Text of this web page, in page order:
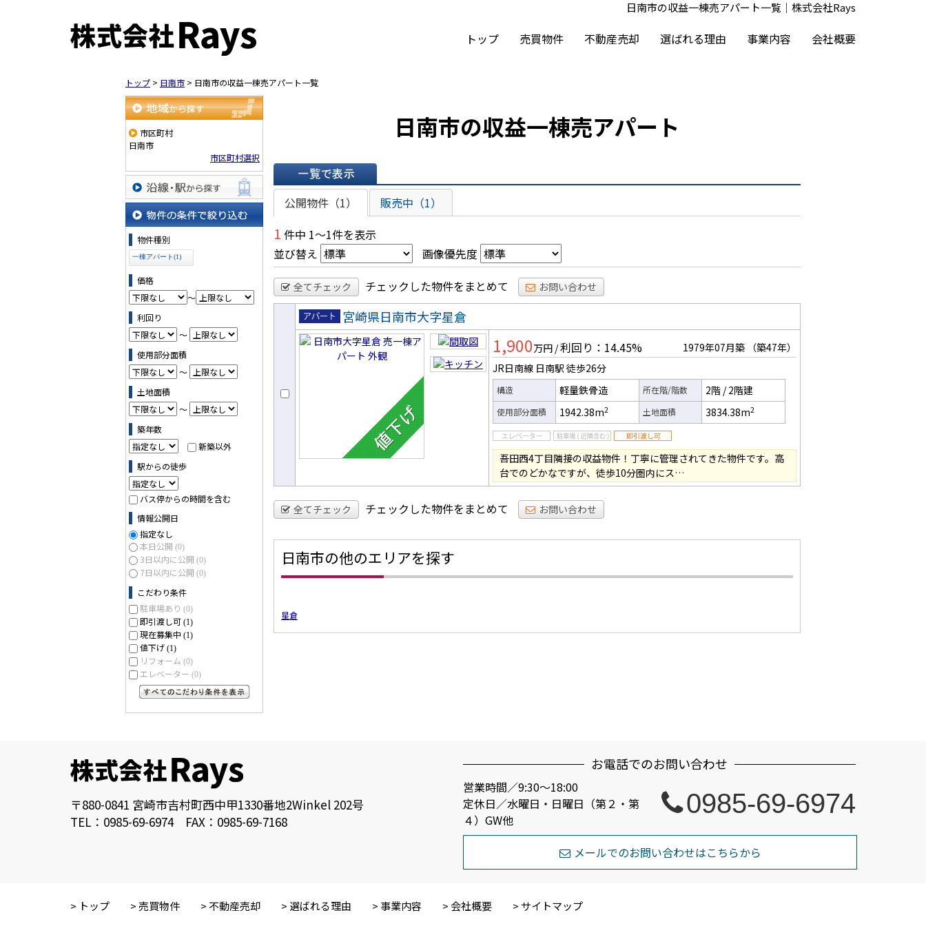
日南市の収益一棟売アパート一覧｜株式会社Rays
トップ 売買物件 不動産売却 選ばれる理由 事業内容 会社概要
トップ > 日南市 > 日南市の収益一棟売アパート一覧
地域から探す
市区町村
日南市
市区町村選択
沿線・駅から探す
物件の条件で絞り込む
物件種別
一棟アパート(1)
価格
～
利回り
～
使用部分面積
～
土地面積
～
築年数
新築以外
駅からの徒歩
バス停からの時間を含む
情報公開日
指定なし
本日公開 (0)
3日以内に公開 (0)
7日以内に公開 (0)
こだわり条件
駐車場あり (0)
即引渡し可 (1)
現在募集中 (1)
値下げ (1)
リフォーム (0)
エレベーター (0)
日南市の収益一棟売アパート
一覧で表示
公開物件（1） 販売中（1）
1 件中 1～1件を表示
並び替え
画像優先度
全てチェック チェックした物件をまとめて お問い合わせ
売一棟ア
パート
宮崎県日南市大字星倉
1,900万円 /利回り：14.45% 1979年07月築
（築47年）
JR日南線 日南駅 徒歩26分
構造 軽量鉄骨造 所在階/階数 2階 /2階建
使用部分面積 1942.38m2 土地面積 3834.38m2
吾田西4丁目隣接の収益物件！丁寧に管理されてきた物件です。高
台でのどかなですが、徒歩10分圏内にス…
全てチェック チェックした物件をまとめて お問い合わせ
日南市の他のエリアを探す
星倉
〒880-0841 宮崎市吉村町西中甲1330番地2Winkel 202号
TEL：0985-69-6974 FAX：0985-69-7168
お電話でのお問い合わせ
営業時間／9:30～18:00
定休日／水曜日・日曜日（第２・第
４）GW他
0985-69-6974
メールでのお問い合わせはこちらから
トップ 売買物件 不動産売却 選ばれる理由 事業内容 会社概要 サイトマップ